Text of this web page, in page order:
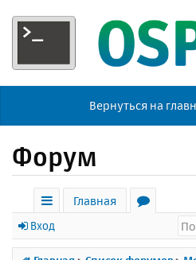
Вернуться на
Форум
с
ы
Главная
р
Вход